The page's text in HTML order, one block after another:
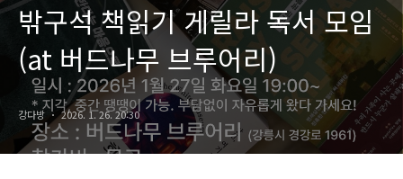
밖구석 책읽기 게릴라 독서 모임
(at 버드나무 브루어리)
강다방 2026. 1. 26. 20:30